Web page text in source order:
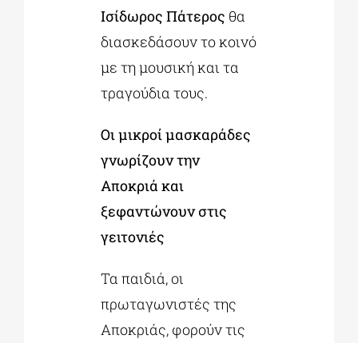
Ισίδωρος Πάτερος θα
διασκεδάσουν το κοινό
με τη μουσική και τα
τραγούδια τους.
Οι μικροί μασκαράδες
γνωρίζουν την
Αποκριά και
ξεφαντώνουν στις
γειτονιές
Τα παιδιά, οι
πρωταγωνιστές της
Αποκριάς, φορούν τις